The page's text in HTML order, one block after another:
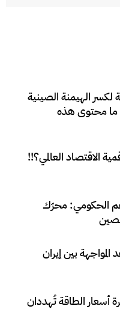
الهيمنة الصينية
ما محتوى هذه
الاقتصاد العالمي؟!!
الحكومي: محرّك
بين إيران
أسعار الطاقة تُهددان